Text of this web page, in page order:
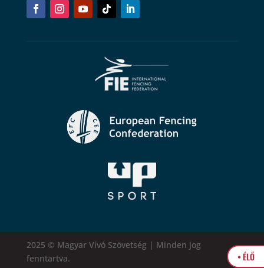
2025 © Magyar Vívó Szövetség | Minden jog
fenntartva.
• ÉLŐ